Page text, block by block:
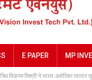
E PAPER MP
विक्रम मिश्री ने भारत-अमेरिका व्यापार